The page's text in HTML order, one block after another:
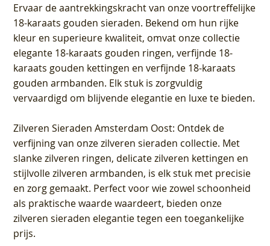
Ervaar de aantrekkingskracht van onze voortreffelijke
18-karaats gouden sieraden. Bekend om hun rijke
kleur en superieure kwaliteit, omvat onze collectie
elegante 18-karaats gouden ringen, verfijnde 18-
karaats gouden kettingen en verfijnde 18-karaats
gouden armbanden. Elk stuk is zorgvuldig
vervaardigd om blijvende elegantie en luxe te bieden.
Zilveren Sieraden Amsterdam Oost: Ontdek de
verfijning van onze zilveren sieraden collectie. Met
slanke zilveren ringen, delicate zilveren kettingen en
stijlvolle zilveren armbanden, is elk stuk met precisie
en zorg gemaakt. Perfect voor wie zowel schoonheid
als praktische waarde waardeert, bieden onze
zilveren sieraden elegantie tegen een toegankelijke
prijs.